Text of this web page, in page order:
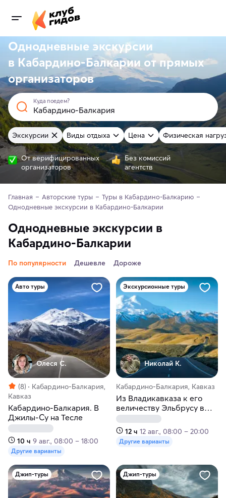
Однодневные экскурсии
в Кабардино-Балкарии отпрямых
организаторов
Куда поедем?
Экскурсии Виды отдыха Цена Физическая
От верифицированных
организаторов
Без комиссий
агентств
Главная Авторские туры
Туры в Кабардино-Балкарию
Однодневные экскурсии в Кабардино-Балкарии
Однодневные экскурсии в
Кабардино-Балкарии
По популярности Дешевле Дороже
Авто туры
Олеся С.
(8)
Кабардино-Балкария,
Кавказ
Кабардино-Балкария. В
Джилы-Су на Тесле
10 ч 9 авг., 08:00 – 18:00
Другие варианты
Экскурсионные туры
Николай К.
Кабардино-Балкария, Кавказ
Из Владикавказа к его
величеству Эльбрусу в
мини-группе
12 ч 12 авг., 08:00 – 20:00
Другие варианты
Джип-туры Джип-туры